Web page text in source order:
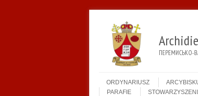
ПЕРЕМИСЬКО-
Menu
ORDYNARIUSZ
PARAFIE